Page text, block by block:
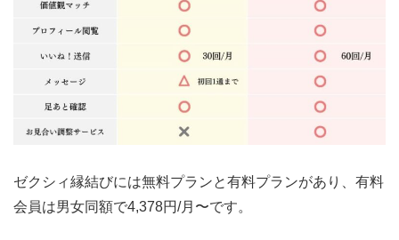
ゼクシィ縁結びには無料プランと有料プランがあり、有料
会員は男女同額で4,378円/月〜です。